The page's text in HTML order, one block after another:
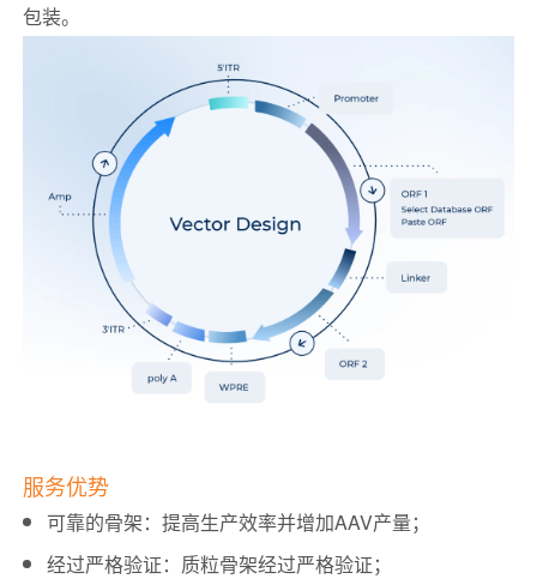
包装。
服务优势
可靠的骨架：提高生产效率并增加AAV产量；
经过严格验证：质粒骨架经过严格验证；